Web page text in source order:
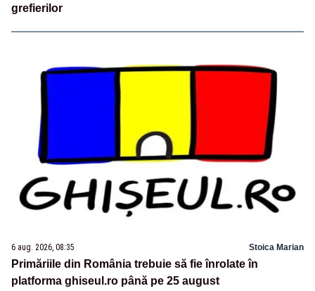
grefierilor
6 aug. 2026, 08:35 Stoica Marian
Primăriile din România trebuie să fie înrolate în
platforma ghiseul.ro până pe 25 august